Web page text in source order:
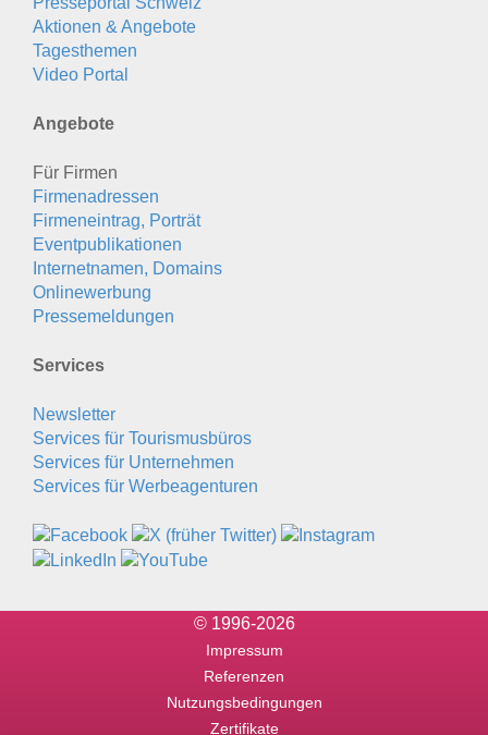
Aktionen & Angebote
Tagesthemen
Video Portal
Angebote
Für Firmen
Firmenadressen
Firmeneintrag, Porträt
Eventpublikationen
Internetnamen, Domains
Onlinewerbung
Pressemeldungen
Services
Newsletter
Services für Tourismusbüros
Services für Unternehmen
Services für Werbeagenturen
© 1996-2026
Impressum
Referenzen
Nutzungsbedingungen
Zertifikate